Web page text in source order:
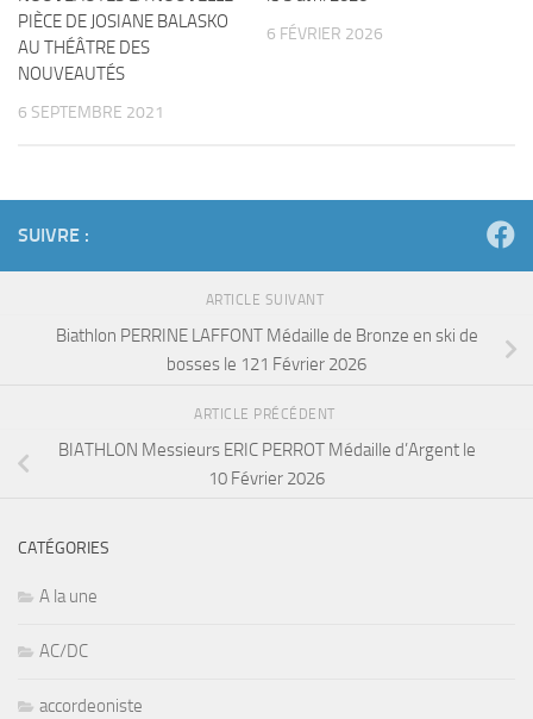
PIÈCE DE JOSIANE BALASKO
AU THÉÂTRE DES
NOUVEAUTÉS
6 SEPTEMBRE 2021
6 FÉVRIER 2026
SUIVRE :
ARTICLE SUIVANT
Biathlon PERRINE LAFFONT Médaille de Bronze en ski de
bosses le 121 Février 2026
ARTICLE PRÉCÉDENT
BIATHLON Messieurs ERIC PERROT Médaille d’Argent le
10 Février 2026
CATÉGORIES
A la une
AC/DC
accordeoniste